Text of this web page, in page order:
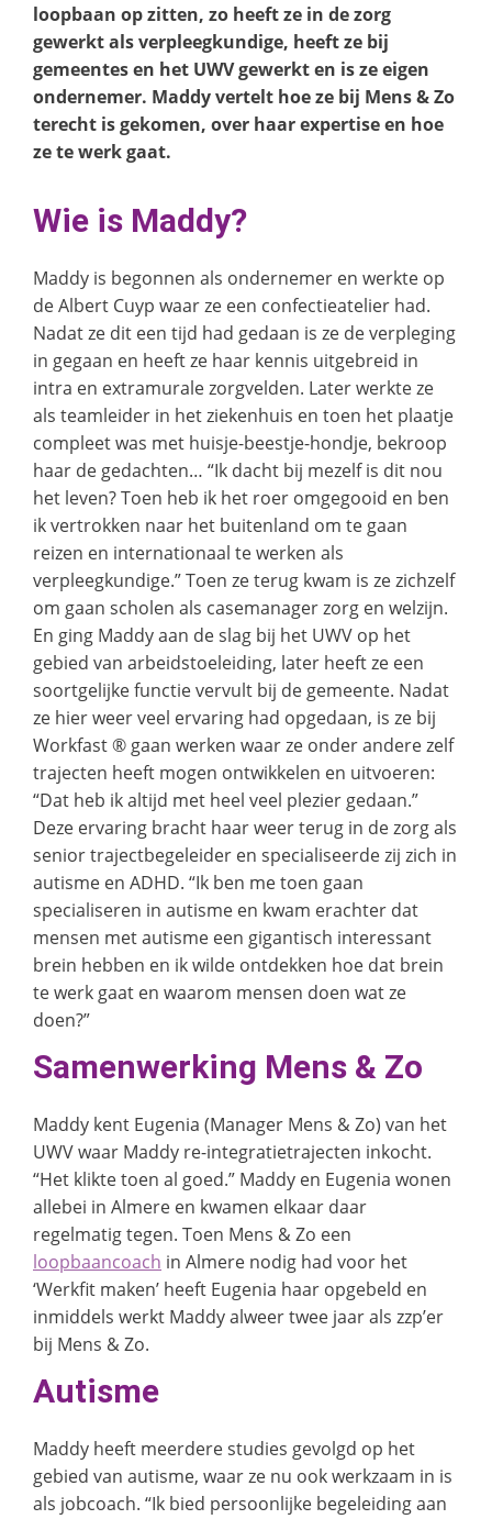
loopbaan op zitten, zo heeft ze in de zorg
gewerkt als verpleegkundige, heeft ze bij
gemeentes en het UWV gewerkt en is ze eigen
ondernemer. Maddy vertelt hoe ze bij Mens & Zo
terecht is gekomen, over haar expertise en hoe
ze te werk gaat.
Wie is Maddy?
Maddy is begonnen als ondernemer en werkte op
de Albert Cuyp waar ze een confectieatelier had.
Nadat ze dit een tijd had gedaan is ze de verpleging
in gegaan en heeft ze haar kennis uitgebreid in
intra en extramurale zorgvelden. Later werkte ze
als teamleider in het ziekenhuis en toen het plaatje
compleet was met huisje-beestje-hondje, bekroop
haar de gedachten… “Ik dacht bij mezelf is dit nou
het leven? Toen heb ik het roer omgegooid en ben
ik vertrokken naar het buitenland om te gaan
reizen en internationaal te werken als
verpleegkundige.” Toen ze terug kwam is ze zichzelf
om gaan scholen als casemanager zorg en welzijn.
En ging Maddy aan de slag bij het UWV op het
gebied van arbeidstoeleiding, later heeft ze een
soortgelijke functie vervult bij de gemeente. Nadat
ze hier weer veel ervaring had opgedaan, is ze bij
Workfast ® gaan werken waar ze onder andere zelf
trajecten heeft mogen ontwikkelen en uitvoeren:
“Dat heb ik altijd met heel veel plezier gedaan.”
Deze ervaring bracht haar weer terug in de zorg als
senior trajectbegeleider en specialiseerde zij zich in
autisme en ADHD. “Ik ben me toen gaan
specialiseren in autisme en kwam erachter dat
mensen met autisme een gigantisch interessant
brein hebben en ik wilde ontdekken hoe dat brein
te werk gaat en waarom mensen doen wat ze
doen?”
Samenwerking Mens & Zo
Maddy kent Eugenia (Manager Mens & Zo) van het
UWV waar Maddy re-integratietrajecten inkocht.
“Het klikte toen al goed.” Maddy en Eugenia wonen
allebei in Almere en kwamen elkaar daar
regelmatig tegen. Toen Mens & Zo een
loopbaancoach in Almere nodig had voor het
‘Werkfit maken’ heeft Eugenia haar opgebeld en
inmiddels werkt Maddy alweer twee jaar als zzp’er
bij Mens & Zo.
Autisme
Maddy heeft meerdere studies gevolgd op het
gebied van autisme, waar ze nu ook werkzaam in is
als jobcoach. “Ik bied persoonlijke begeleiding aan